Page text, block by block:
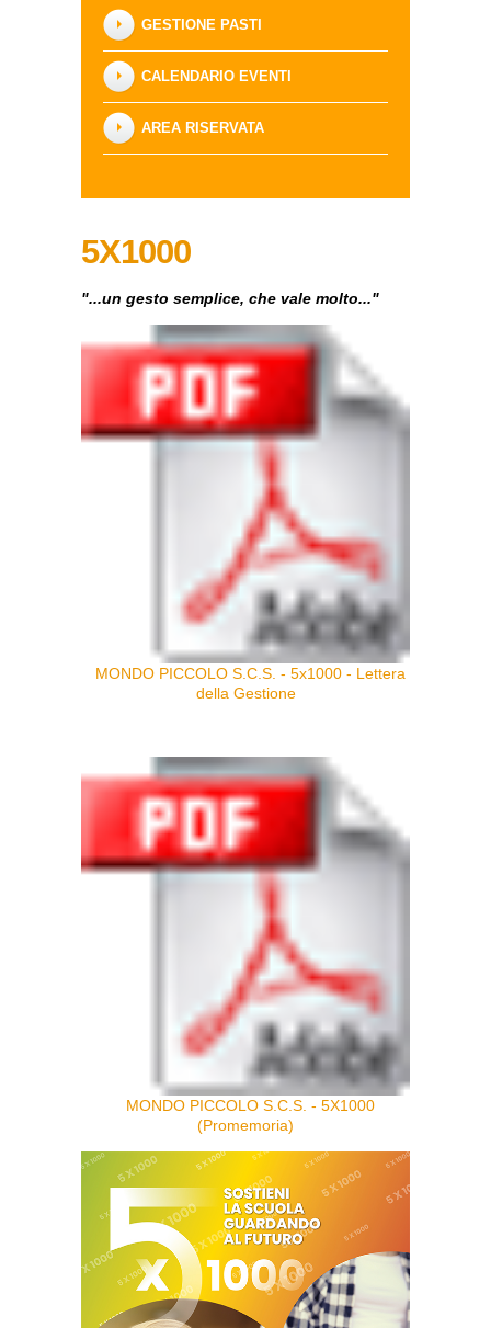
GESTIONE PASTI
CALENDARIO EVENTI
AREA RISERVATA
5X1000
"...un gesto semplice, che vale molto..."
MONDO PICCOLO S.C.S. - 5x1000 - Lettera
della Gestione
MONDO PICCOLO S.C.S. - 5X1000
(Promemoria)